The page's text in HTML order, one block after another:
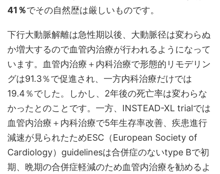
41％でその自然歴は厳しいものです。
下行大動脈解離は急性期以後、大動脈径は変わらぬ
か増大するので血管内治療が行われるようになって
います。血管内治療＋内科治療で形態的リモデリン
グは91.3％で促進され、一方内科治療だけでは
19.4％でした。しかし、2年後の死亡率は変わらな
かったとのことです。一方、INSTEAD-XL trialでは
血管内治療＋内科治療で5年生存率改善、疾患進行
減速が見られたためESC（European Society of
Cardiology）guidelinesは合併症のないtype Bで初
期、晩期の合併症軽減のため血管内治療を勧めるよ